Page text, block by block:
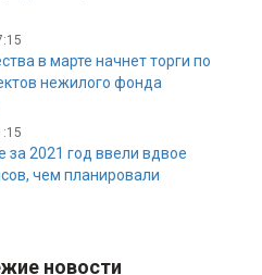
в марте начнет торги по
нежилого фонда
за 2021 год ввели вдвое
чем планировали
новости